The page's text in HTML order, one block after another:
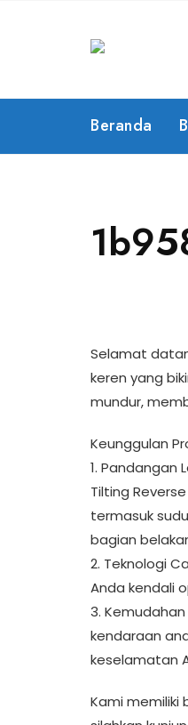
Beranda
Selamat
keren yang
mundur,
Keunggulan
1. Pandangan
Tilting
termasuk
bagian
2. Teknologi
Anda kendali
3.
kendaraan
keselamatan
Kami memiliki